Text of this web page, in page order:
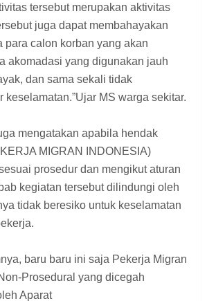
tersebut merupakan aktivitas
juga dapat membahayakan
para calon korban yang akan
akomadasi yang digunakan jauh
dan sama sekali tidak
keselamatan.”Ujar MS warga sekitar.
mengatakan apabila hendak
MIGRAN INDONESIA)
prosedur dan mengikut aturan
kegiatan tersebut dilindungi oleh
tidak beresiko untuk keselamatan
baru baru ini saja Pekerja Migran
Prosedural yang dicegah
Aparat